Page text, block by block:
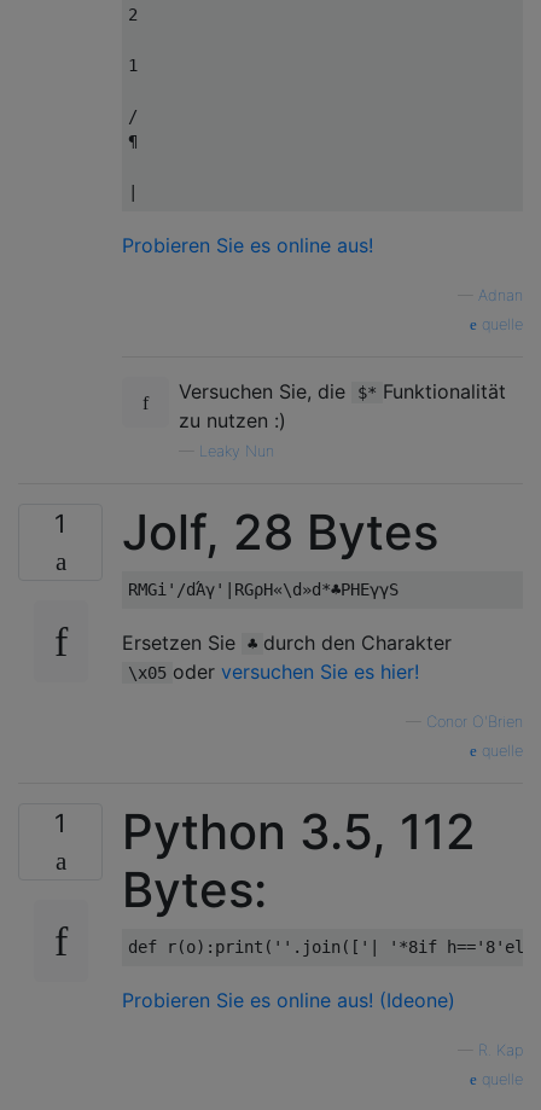
2
1
/
¶
Probieren Sie es online aus!
Adnan
quelle
Versuchen Sie, die $* Funktionalität
zu nutzen :)
Leaky Nun
1 Jolf, 28 Bytes
Ersetzen Sie ♣ durch den Charakter
\x05 oder versuchen Sie es hier!
Conor O'Brien
quelle
1
Python 3.5, 112
Bytes:
Probieren Sie es online aus! (Ideone)
R. Kap
quelle